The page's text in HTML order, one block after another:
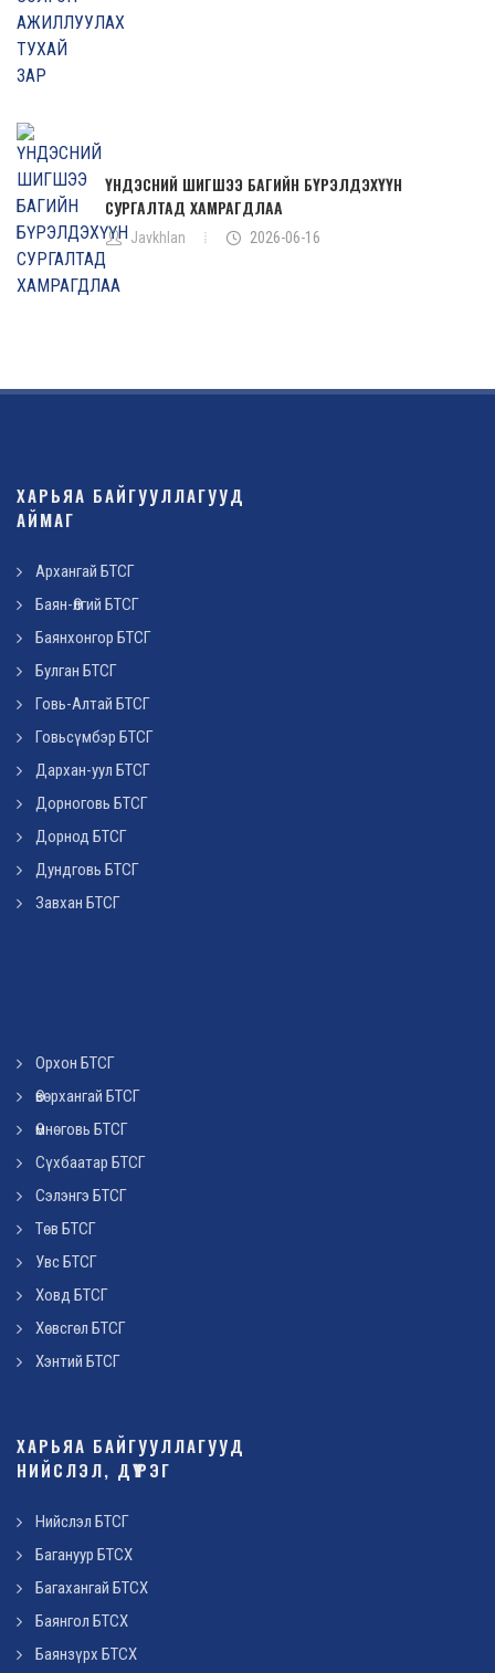
ҮНДЭСНИЙ ШИГШЭЭ БАГИЙН БҮРЭЛДЭХҮҮН
СУРГАЛТАД ХАМРАГДЛАА
Javkhlan 2026-06-16
ХАРЬЯА БАЙГУУЛЛАГУУД
АЙМАГ
Архангай БТСГ
Баян-Өлгий БТСГ
Баянхонгор БТСГ
Булган БТСГ
Говь-Алтай БТСГ
Говьсүмбэр БТСГ
Дархан-уул БТСГ
Дорноговь БТСГ
Дорнод БТСГ
Дундговь БТСГ
Завхан БТСГ
Орхон БТСГ
Өвөрхангай БТСГ
Өмнөговь БТСГ
Сүхбаатар БТСГ
Сэлэнгэ БТСГ
Төв БТСГ
Увс БТСГ
Ховд БТСГ
Хөвсгөл БТСГ
Хэнтий БТСГ
ХАРЬЯА БАЙГУУЛЛАГУУД
НИЙСЛЭЛ, ДҮҮРЭГ
Нийслэл БТСГ
Багануур БТСХ
Багахангай БТСХ
Баянгол БТСХ
Баянзүрх БТСХ